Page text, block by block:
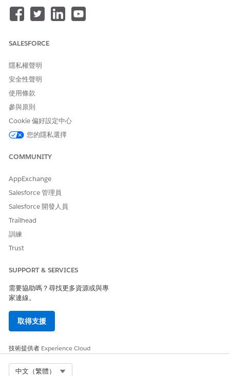
狀態。
使用 Salesforce 組態管理資料庫 (CMDB) 和服務圖表輕鬆管理
IT 管理員維護資產、擁有權和相依性的準確記錄。透過邏輯方
IT 服務的探索
基礎結構、軟體和雲端資源。使用準確的即時資產資料讓組態管
理資料庫 (CMDB) 保持在最新狀態,以改善服務可靠性並減少手
動工作量。
監視如何在組態管理資料庫 (CMDB) 中管理和計量企業組態項
用中企業 CI 計數與用量趨勢。
SALESFORCE
隱私權聲明
安全性聲明
使用條款
參與原則
Cookie 偏好設定中心
您的隱私選擇
COMMUNITY
AppExchange
Salesforce 管理員
Salesforce 開發人員
Trailhead
訓練
Trust
SUPPORT & SERVICES
需要協助嗎？尋找更多資源或與專
家連線。
取得支援
技術提供者 Experience Cloud
中文（繁體）